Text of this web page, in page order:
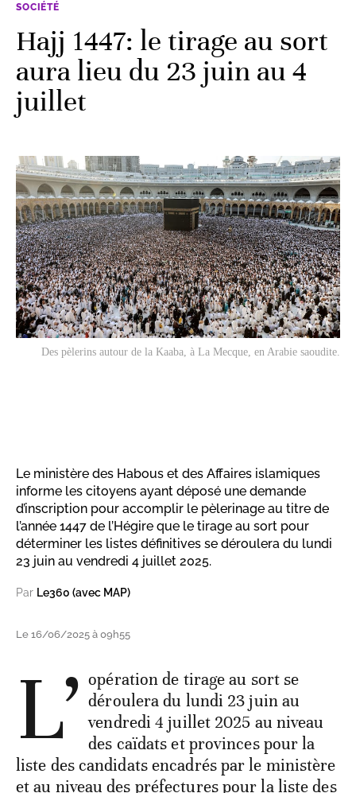
SOCIÉTÉ
Hajj 1447: le tirage au sort
aura lieu du 23 juin au 4
juillet
Des pèlerins autour de la Kaaba, à La Mecque, en Arabie saoudite.
Le ministère des Habous et des Affaires islamiques
informe les citoyens ayant déposé une demande
d’inscription pour accomplir le pèlerinage au titre de
l’année 1447 de l’Hégire que le tirage au sort pour
déterminer les listes définitives se déroulera du lundi
23 juin au vendredi 4 juillet 2025.
Par Le360 (avec MAP)
Le 16/06/2025 à 09h55
L’ opération de tirage au sort se
déroulera du lundi 23 juin au
vendredi 4 juillet 2025 au niveau
des caïdats et provinces pour la
liste des candidats encadrés par le ministère
et au niveau des préfectures pour la liste des